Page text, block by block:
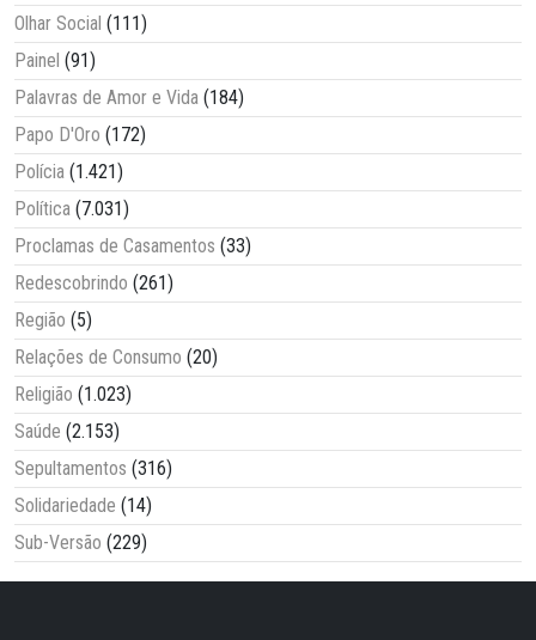
Olhar Social (111)
Painel (91)
Palavras de Amor e Vida (184)
Papo D'Oro (172)
Polícia (1.421)
Política (7.031)
Proclamas de Casamentos (33)
Redescobrindo (261)
Região (5)
Relações de Consumo (20)
Religião (1.023)
Saúde (2.153)
Sepultamentos (316)
Solidariedade (14)
Sub-Versão (229)